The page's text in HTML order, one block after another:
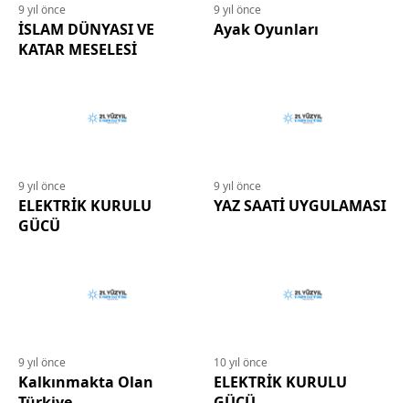
9 yıl önce
İSLAM DÜNYASI VE
KATAR MESELESİ
9 yıl önce
Ayak Oyunları
9 yıl önce
ELEKTRİK KURULU
GÜCÜ
9 yıl önce
YAZ SAATİ UYGULAMASI
9 yıl önce
Kalkınmakta Olan
10 yıl önce
ELEKTRİK KURULU